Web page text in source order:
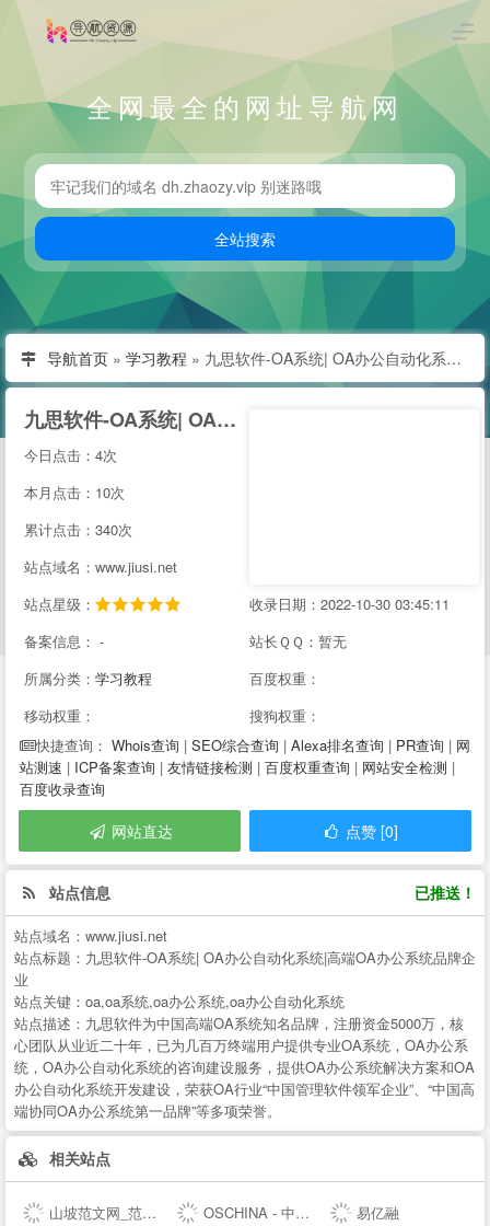
全网最全的网址导航网
导航首页 » 学习教程 » 九思软件-OA系统| OA办公自动化系统|高端OA办公系统品牌企业
九思软件-OA系统| OA办公自动化系统|高端OA办公系统品牌企业
今日点击：4次
本月点击：10次
累计点击：340次
站点域名：www.jiusi.net
站点星级：
收录日期：2022-10-30 03:45:11
备案信息： -
站长ＱＱ：暂无
所属分类： 学习教程
百度权重：
移动权重：
搜狗权重：
快捷查询： Whois查询 | SEO综合查询 | Alexa排名查询 | PR查询 | 网
站测速 | ICP备案查询 | 友情链接检测 | 百度权重查询 | 网站安全检测 |
百度收录查询
网站直达 点赞 [0]
站点信息 已推送！
站点域名： www.jiusi.net
站点标题： 九思软件-OA系统| OA办公自动化系统|高端OA办公系统品牌企
业
站点关键： oa,oa系统,oa办公系统,oa办公自动化系统
站点描述： 九思软件为中国高端OA系统知名品牌，注册资金5000万，核
心团队从业近二十年，已为几百万终端用户提供专业OA系统，OA办公系
统，OA办公自动化系统的咨询建设服务，提供OA办公系统解决方案和OA
办公自动化系统开发建设，荣获OA行业“中国管理软件领军企业”、“中国高
端协同OA办公系统第一品牌”等多项荣誉。
相关站点
山坡范文网_范文_免费范文_工作总结 OSCHINA - 中文开源技术交流社区 易亿融